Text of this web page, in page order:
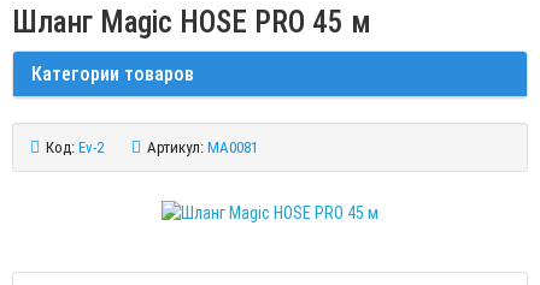
Шланг Magic HOSE PRO 45 м
Категории товаров
Код: Ev-2 Артикул: MA0081